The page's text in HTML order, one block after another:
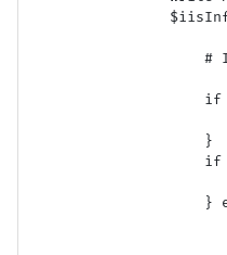
#
                    }
}